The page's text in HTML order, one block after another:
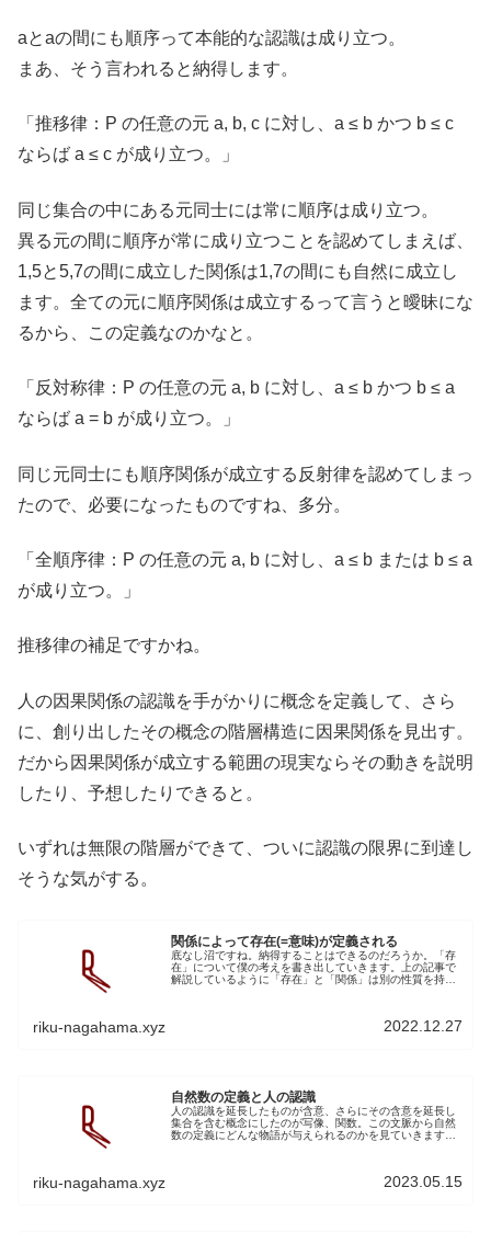
aとaの間にも順序って本能的な認識は成り立つ。
まあ、そう言われると納得します。
「推移律：P の任意の元 a, b, c に対し、a ≤ b かつ b ≤ c
ならば a ≤ c が成り立つ。」
同じ集合の中にある元同士には常に順序は成り立つ。
異る元の間に順序が常に成り立つことを認めてしまえば、
1,5と5,7の間に成立した関係は1,7の間にも自然に成立し
ます。全ての元に順序関係は成立するって言うと曖昧にな
るから、この定義なのかなと。
「反対称律：P の任意の元 a, b に対し、a ≤ b かつ b ≤ a
ならば a = b が成り立つ。」
同じ元同士にも順序関係が成立する反射律を認めてしまっ
たので、必要になったものですね、多分。
「全順序律：P の任意の元 a, b に対し、a ≤ b または b ≤ a
が成り立つ。」
推移律の補足ですかね。
人の因果関係の認識を手がかりに概念を定義して、さら
に、創り出したその概念の階層構造に因果関係を見出す。
だから因果関係が成立する範囲の現実ならその動きを説明
したり、予想したりできると。
いずれは無限の階層ができて、ついに認識の限界に到達し
そうな気がする。
関係によって存在(=意味)が定義される
底なし沼ですね。納得することはできるのだろうか。「存
在」について僕の考えを書き出していきます。上の記事で
解説しているように「存在」と「関係」は別の性質を持つ
riku-nagahama.xyz 2022.12.27
自然数の定義と人の認識
人の認識を延長したものが含意、さらにその含意を延長し
集合を含む概念にしたのが写像、関数。この文脈から自然
数の定義にどんな物語が与えられるのかを見ていきます。
riku-nagahama.xyz 2023.05.15